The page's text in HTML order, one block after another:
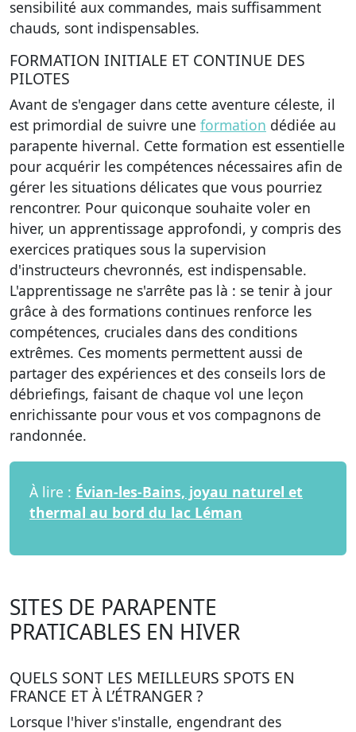
sensibilité aux commandes, mais suffisamment
chauds, sont indispensables.
FORMATION INITIALE ET CONTINUE DES
PILOTES
Avant de s'engager dans cette aventure céleste, il
est primordial de suivre une formation dédiée au
parapente hivernal. Cette formation est essentielle
pour acquérir les compétences nécessaires afin de
gérer les situations délicates que vous pourriez
rencontrer. Pour quiconque souhaite voler en
hiver, un apprentissage approfondi, y compris des
exercices pratiques sous la supervision
d'instructeurs chevronnés, est indispensable.
L'apprentissage ne s'arrête pas là : se tenir à jour
grâce à des formations continues renforce les
compétences, cruciales dans des conditions
extrêmes. Ces moments permettent aussi de
partager des expériences et des conseils lors de
débriefings, faisant de chaque vol une leçon
enrichissante pour vous et vos compagnons de
randonnée.
À lire : Évian-les-Bains, joyau naturel et
thermal au bord du lac Léman
SITES DE PARAPENTE
PRATICABLES EN HIVER
QUELS SONT LES MEILLEURS SPOTS EN
FRANCE ET À L’ÉTRANGER ?
Lorsque l'hiver s'installe, engendrant des